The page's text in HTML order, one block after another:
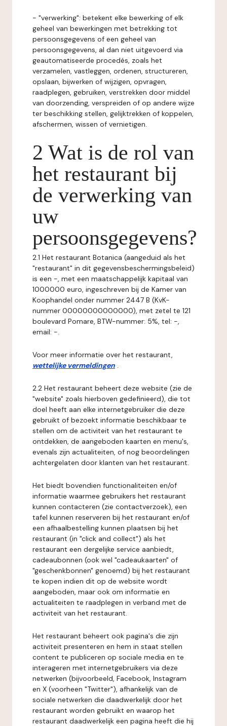
- "verwerking": betekent elke bewerking of elk
geheel van bewerkingen met betrekking tot
persoonsgegevens of een geheel van
persoonsgegevens, al dan niet uitgevoerd via
geautomatiseerde procedés, zoals het
verzamelen, vastleggen, ordenen, structureren,
opslaan, bijwerken of wijzigen, opvragen,
raadplegen, gebruiken, verstrekken door middel
van doorzending, verspreiden of op andere wijze
ter beschikking stellen, gelijktrekken of koppelen,
afschermen, wissen of vernietigen.
2 Wat is de rol van
het restaurant bij
de verwerking van
uw
persoonsgegevens?
2.1 Het restaurant Botanica (aangeduid als het
"restaurant" in dit gegevensbeschermingsbeleid)
is een -, met een maatschappelijk kapitaal van
1000000 euro, ingeschreven bij de Kamer van
Koophandel onder nummer 2447 B (KvK-
nummer 00000000000000), met zetel te 121
boulevard Pomare, BTW-nummer: 5%, tel: -,
email: -.
Voor meer informatie over het restaurant,
wettelijke vermeldingen .
2.2 Het restaurant beheert deze website (zie de
"website" zoals hierboven gedefinieerd), die tot
doel heeft aan elke internetgebruiker die deze
gebruikt of bezoekt informatie beschikbaar te
stellen om de activiteit van het restaurant te
ontdekken, de aangeboden kaarten en menu's,
evenals zijn actualiteiten, of nog beoordelingen
achtergelaten door klanten van het restaurant.
Het biedt bovendien functionaliteiten en/of
informatie waarmee gebruikers het restaurant
kunnen contacteren (zie contactverzoek), een
tafel kunnen reserveren bij het restaurant en/of
een afhaalbestelling kunnen plaatsen bij het
restaurant (in "click and collect") als het
restaurant een dergelijke service aanbiedt,
cadeaubonnen (ook wel "cadeaukaarten" of
"geschenkbonnen" genoemd) bij het restaurant
te kopen indien dit op de website wordt
aangeboden, maar ook om informatie en
actualiteiten te raadplegen in verband met de
activiteit van het restaurant.
Het restaurant beheert ook pagina's die zijn
activiteit presenteren en hem in staat stellen
content te publiceren op sociale media en te
interageren met internetgebruikers via deze
netwerken (bijvoorbeeld, Facebook, Instagram
en X (voorheen "Twitter"), afhankelijk van de
sociale netwerken die daadwerkelijk door het
restaurant worden gebruikt en waarop het
restaurant daadwerkelijk een pagina heeft die hij